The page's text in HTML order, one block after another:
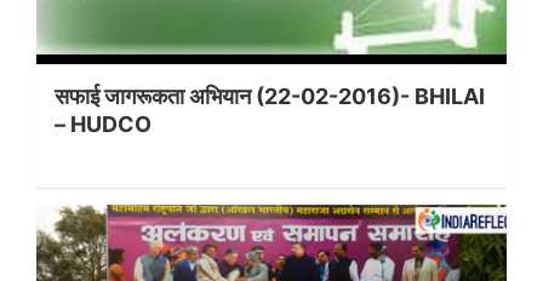
सफाई जागरूकता अभियान (22-02-2016)- BHILAI
– HUDCO